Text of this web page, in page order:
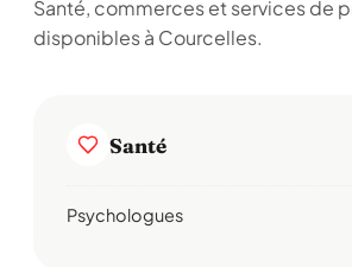
Santé, commerces et services de
disponibles à Courcelles.
Santé
Psychologues